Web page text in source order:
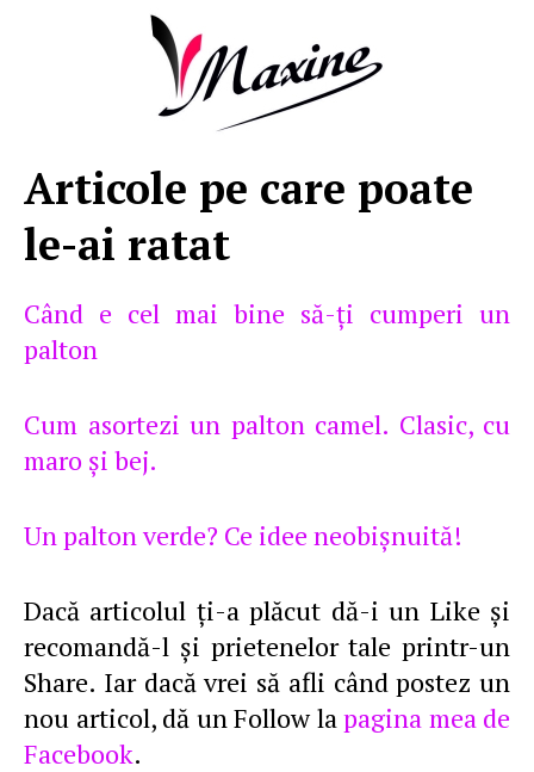
Articole pe care poate
le-ai ratat
Când e cel mai bine să-ţi cumperi un
palton
Cum asortezi un palton camel. Clasic, cu
maro şi bej.
Un palton verde? Ce idee neobişnuită!
Dacă articolul ţi-a plăcut dă-i un Like şi
recomandă-l şi prietenelor tale printr-un
Share. Iar dacă vrei să afli când postez un
nou articol, dă un Follow lapagina mea de
Facebook.